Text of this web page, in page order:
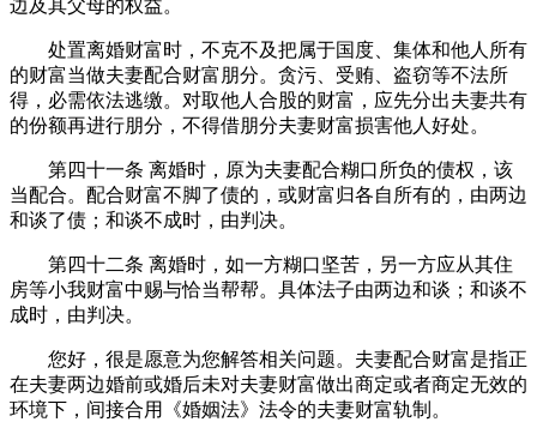
边及其父母的权益。
处置离婚财富时，不克不及把属于国度、集体和他人所有
的财富当做夫妻配合财富朋分。贪污、受贿、盗窃等不法所
得，必需依法逃缴。对取他人合股的财富，应先分出夫妻共有
的份额再进行朋分，不得借朋分夫妻财富损害他人好处。
第四十一条 离婚时，原为夫妻配合糊口所负的债权，该
当配合。配合财富不脚了债的，或财富归各自所有的，由两边
和谈了债；和谈不成时，由判决。
第四十二条 离婚时，如一方糊口坚苦，另一方应从其住
房等小我财富中赐与恰当帮帮。具体法子由两边和谈；和谈不
成时，由判决。
您好，很是愿意为您解答相关问题。夫妻配合财富是指正
在夫妻两边婚前或婚后未对夫妻财富做出商定或者商定无效的
环境下，间接合用《婚姻法》法令的夫妻财富轨制。